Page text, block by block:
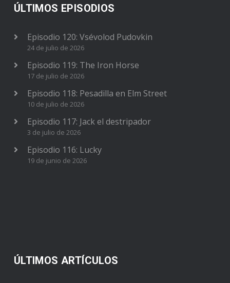
ÚLTIMOS EPISODIOS
Episodio 120: Vsévolod Pudovkin
24 de julio de 2026
Episodio 119: The Iron Horse
17 de julio de 2026
Episodio 118: Pesadilla en Elm Street
10 de julio de 2026
Episodio 117: Jack el destripador
3 de julio de 2026
Episodio 116: Lucky
19 de junio de 2026
ÚLTIMOS ARTÍCULOS